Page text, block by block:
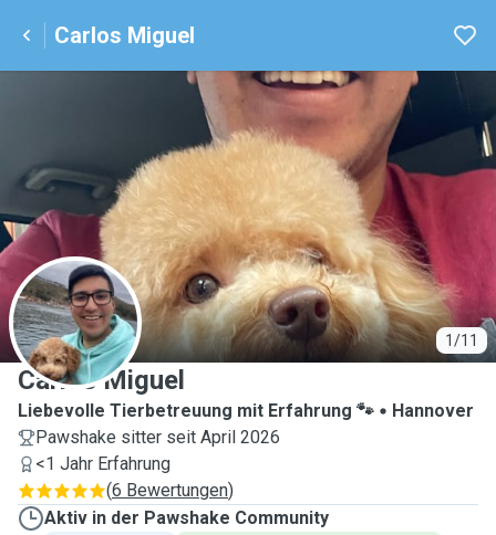
Carlos Miguel
1/11
C
Carlos Miguel
Liebevolle Tierbetreuung mit Erfahrung 🐾
Hannover
Pawshake sitter seit April 2026
<1 Jahr Erfahrung
(6 Bewertungen)
Aktiv in der Pawshake Community